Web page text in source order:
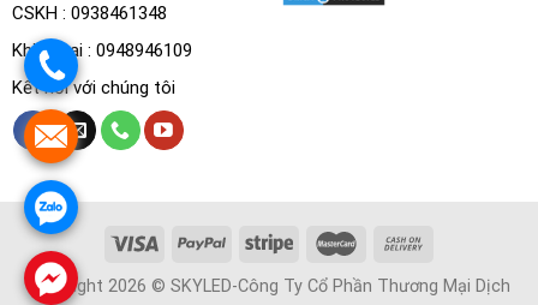
CSKH : 0938461348
Khiếu nại : 0948946109
Kết nối với chúng tôi
Copyright 2026 © SKYLED-Công Ty Cổ Phần Thương Mại Dịch
.
.
.
.